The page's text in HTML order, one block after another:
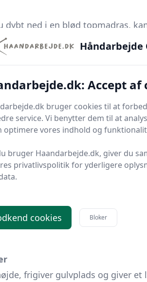
dybt ned i en blød topmadras,
gavl, øges afstanden til
bord.
2-3 cm ekstra højde give bedre
eller er gravid, er et bord
Stil en bakke på en stablet
føles naturlig, har
60-70 cm, hvilket kan gøre
at gå på kompromis med
frigiver gulvplads og giver et
Håndarbejde
Accept af
bruger cookies til at
service. Vi benytter dem til at
optimere vores indhold og
bruger Haandarbejde.dk, giver du
privatlivspolitik for yderligere
cookies Bloker